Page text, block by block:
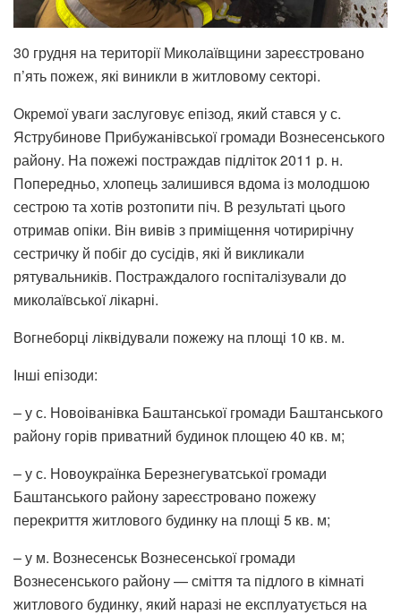
30 грудня на території Миколаївщини зареєстровано
п’ять пожеж, які виникли в житловому секторі.
Окремої уваги заслуговує епізод, який стався у с.
Яструбинове Прибужанівської громади Вознесенського
району. На пожежі постраждав підліток 2011 р. н.
Попередньо, хлопець залишився вдома із молодшою
сестрою та хотів розтопити піч. В результаті цього
отримав опіки. Він вивів з приміщення чотирирічну
сестричку й побіг до сусідів, які й викликали
рятувальників. Постраждалого госпіталізували до
миколаївської лікарні.
Вогнеборці ліквідували пожежу на площі 10 кв. м.
Інші епізоди:
– у с. Новоіванівка Баштанської громади Баштанського
району горів приватний будинок площею 40 кв. м;
– у с. Новоукраїнка Березнегуватської громади
Баштанського району зареєстровано пожежу
перекриття житлового будинку на площі 5 кв. м;
– у м. Вознесенськ Вознесенської громади
Вознесенського району — сміття та підлого в кімнаті
житлового будинку, який наразі не експлуатується на